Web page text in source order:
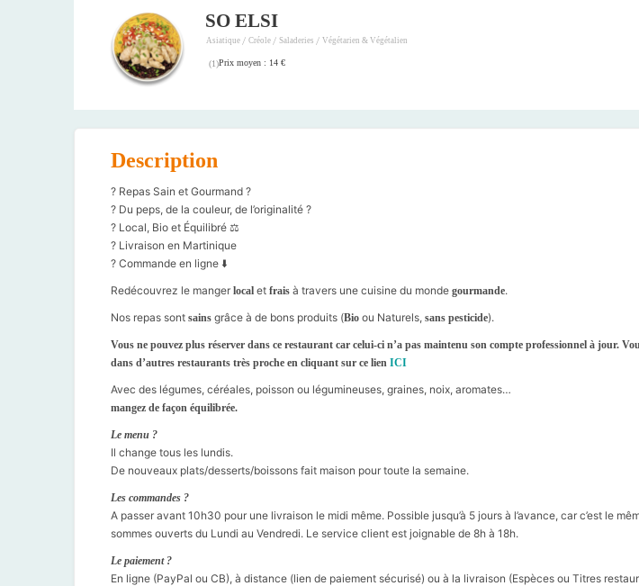
SO ELSI
Asiatique /Créole /Saladeries /Végétarien & Végétalien
(1)Prix moyen : 14 €
Description
? Repas Sain et Gourmand ?
? Du peps, de la couleur, de l’originalité ?
? Local, Bio et Équilibré ⚖️
? Livraison en Martinique
? Commande en ligne ⬇️
Redécouvrez le manger local et frais à travers une cuisine du monde gourmande.
Nos repas sont sains grâce à de bons produits (Bio ou Naturels, sans pesticide).
Vous ne pouvez plus réserver dans ce restaurant car celui-ci n’a pas maintenu son compte professionnel à jour.
dans d’autres restaurants très proche en cliquant sur ce lien ICI
Avec des légumes, céréales, poisson ou légumineuses, graines, noix, aromates…
mangez de façon équilibrée.
Le menu ?
Il change tous les lundis.
De nouveaux plats/desserts/boissons fait maison pour toute la semaine.
Les commandes ?
A passer avant 10h30 pour une livraison le midi même. Possible jusqu’à 5 jours à l’avance, car c’est le
sommes ouverts du Lundi au Vendredi. Le service client est joignable de 8h à 18h.
Le paiement ?
En ligne (PayPal ou CB), à distance (lien de paiement sécurisé) ou à la livraison (Espèces ou Titres